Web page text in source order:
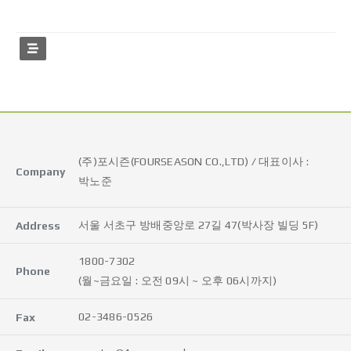
Company
(주)포시즌(FOURSEASON CO.,LTD) / 대표이사 :
박노준
Address 서울 서초구 방배중앙로 27길 47(박사장 빌딩 5F)
Phone
1800-7302
(월~금요일 : 오전 09시 ~ 오후 06시까지)
Fax 02-3486-0526